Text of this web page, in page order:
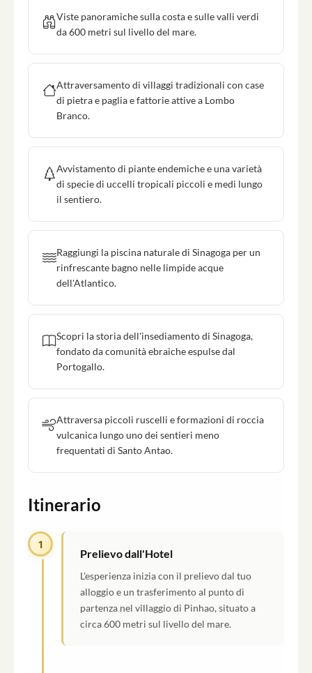
Viste panoramiche sulla costa e sulle valli verdi
da 600 metri sul livello del mare.
Attraversamento di villaggi tradizionali con case
di pietra e paglia e fattorie attive a Lombo
Branco.
Avvistamento di piante endemiche e una varietà
di specie di uccelli tropicali piccoli e medi lungo
il sentiero.
Raggiungi la piscina naturale di Sinagoga per un
rinfrescante bagno nelle limpide acque
dell'Atlantico.
Scopri la storia dell'insediamento di Sinagoga,
fondato da comunità ebraiche espulse dal
Portogallo.
Attraversa piccoli ruscelli e formazioni di roccia
vulcanica lungo uno dei sentieri meno
frequentati di Santo Antao.
Itinerario
1
Prelievo dall'Hotel
L'esperienza inizia con il prelievo dal tuo
alloggio e un trasferimento al punto di
partenza nel villaggio di Pinhao, situato a
circa 600 metri sul livello del mare.